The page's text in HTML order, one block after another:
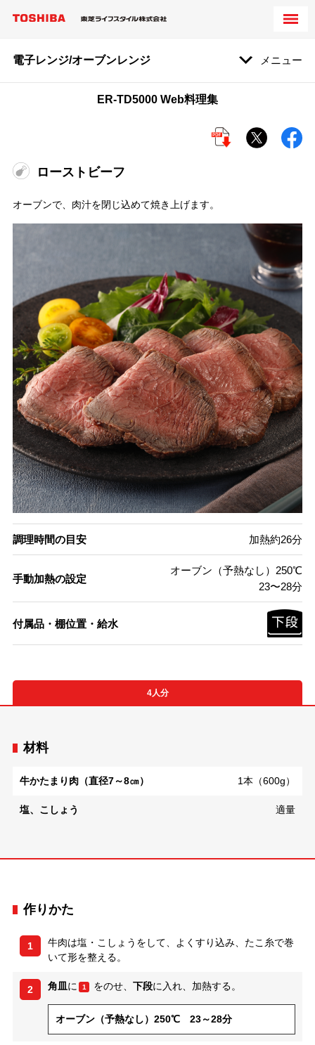
電子レンジ/オーブンレンジ メニュー
ER-TD5000 Web料理集
ローストビーフ
オーブンで、肉汁を閉じ込めて焼き上げます。
調理時間の目安 加熱約26分
手動加熱の設定
オーブン（予熱なし）250℃
23〜28分
付属品・棚位置・給水
4人分
材料
牛かたまり肉（直径7～8㎝） 1本（600g）
塩、こしょう 適量
作りかた
1
牛肉は塩・こしょうをして、よくすり込み、たこ糸で巻
いて形を整える。
2 角皿に 1 をのせ、 下段に入れ、加熱する。
オーブン（予熱なし）250℃ 23～28分